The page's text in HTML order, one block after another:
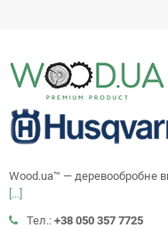
Wood.ua™ — деревообробне
[...]
Тел.: +38 050 357 7725